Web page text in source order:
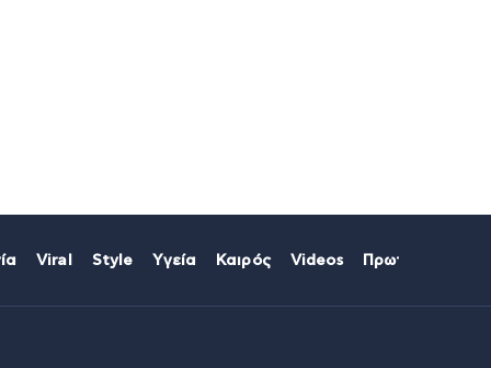
Viral Style Υγεία Καιρός Videos Πρωτοσέλιδα